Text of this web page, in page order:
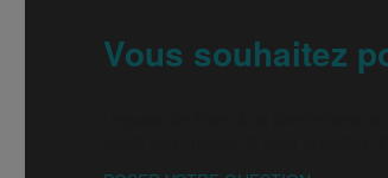
Vous souhaitez